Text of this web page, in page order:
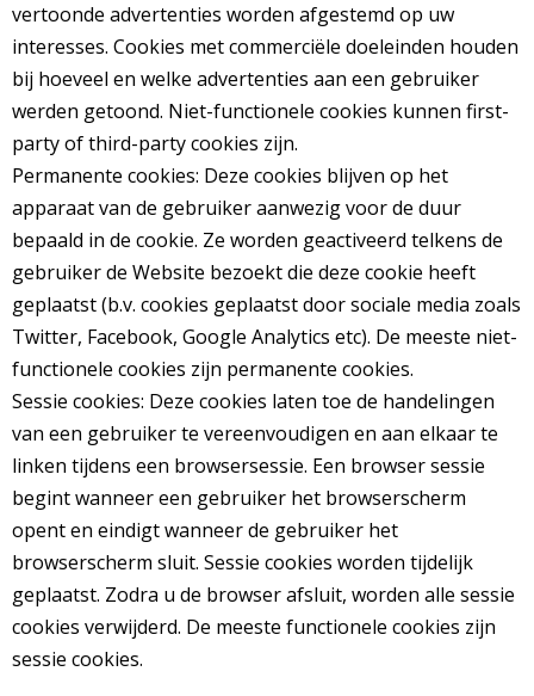
vertoonde advertenties worden afgestemd op uw
interesses. Cookies met commerciële doeleinden houden
bij hoeveel en welke advertenties aan een gebruiker
werden getoond. Niet-functionele cookies kunnen first-
party of third-party cookies zijn.
Permanente cookies: Deze cookies blijven op het
apparaat van de gebruiker aanwezig voor de duur
bepaald in de cookie. Ze worden geactiveerd telkens de
gebruiker de Website bezoekt die deze cookie heeft
geplaatst (b.v. cookies geplaatst door sociale media zoals
Twitter, Facebook, Google Analytics etc). De meeste niet-
functionele cookies zijn permanente cookies.
Sessie cookies: Deze cookies laten toe de handelingen
van een gebruiker te vereenvoudigen en aan elkaar te
linken tijdens een browsersessie. Een browser sessie
begint wanneer een gebruiker het browserscherm
opent en eindigt wanneer de gebruiker het
browserscherm sluit. Sessie cookies worden tijdelijk
geplaatst. Zodra u de browser afsluit, worden alle sessie
cookies verwijderd. De meeste functionele cookies zijn
sessie cookies.